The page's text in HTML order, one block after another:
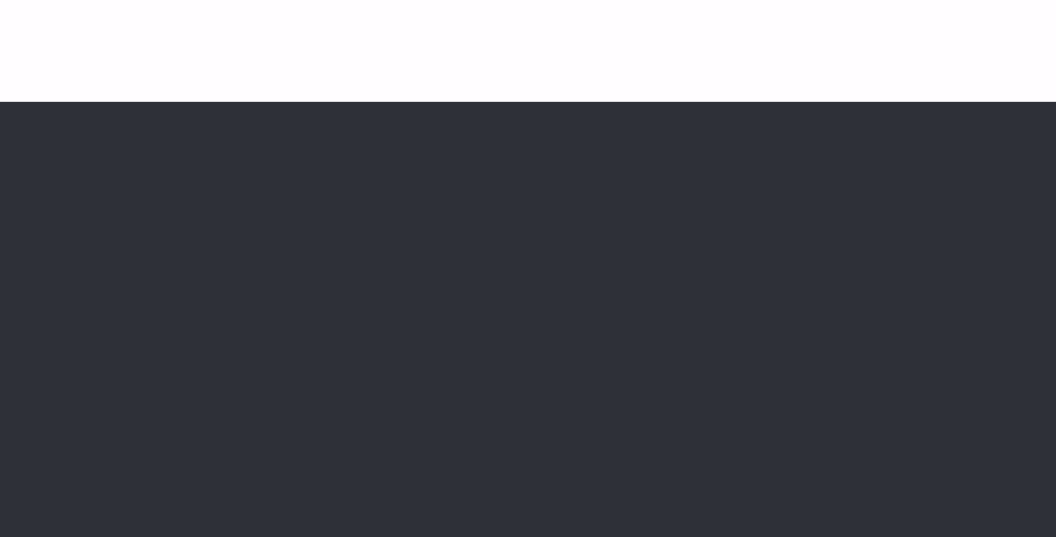
pracowników jednostek organizacyjnych pomocy społecznej w postaci dodatku motywacyjnego na lata 2024-2027”, art.1
r. poz.505),